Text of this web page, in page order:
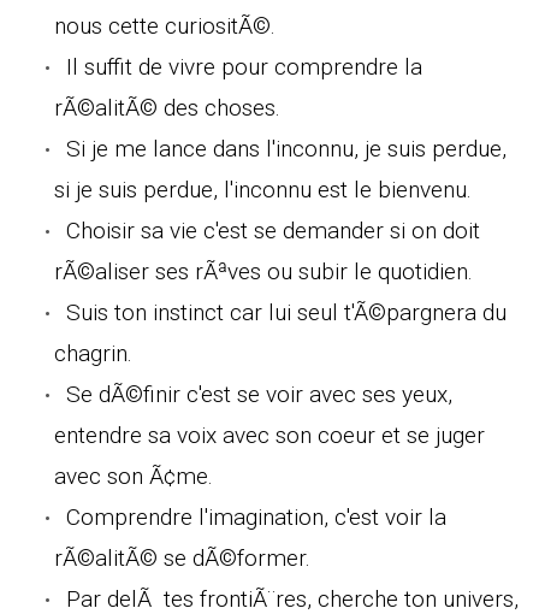
nous cette curiositÃ©.
Il suffit de vivre pour comprendre la
rÃ©alitÃ© des choses.
Si je me lance dans l'inconnu, je suis perdue,
si je suis perdue, l'inconnu est le bienvenu.
Choisir sa vie c'est se demander si on doit
rÃ©aliser ses rÃªves ou subir le quotidien.
Suis ton instinct car lui seul t'Ã©pargnera du
chagrin.
Se dÃ©finir c'est se voir avec ses yeux,
entendre sa voix avec son coeur et se juger
avec son Ã¢me.
Comprendre l'imagination, c'est voir la
rÃ©alitÃ© se dÃ©former.
Par delÃ tes frontiÃ¨res, cherche ton univers,